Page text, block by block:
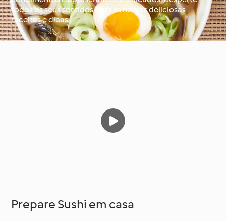
À volta do mundo com
o Cookidoo®
Aprenda com o
Cookidoo®
todos os seus sentidos com as nossas deliciosas
receitas e dicas.
Prepare Sushi em casa